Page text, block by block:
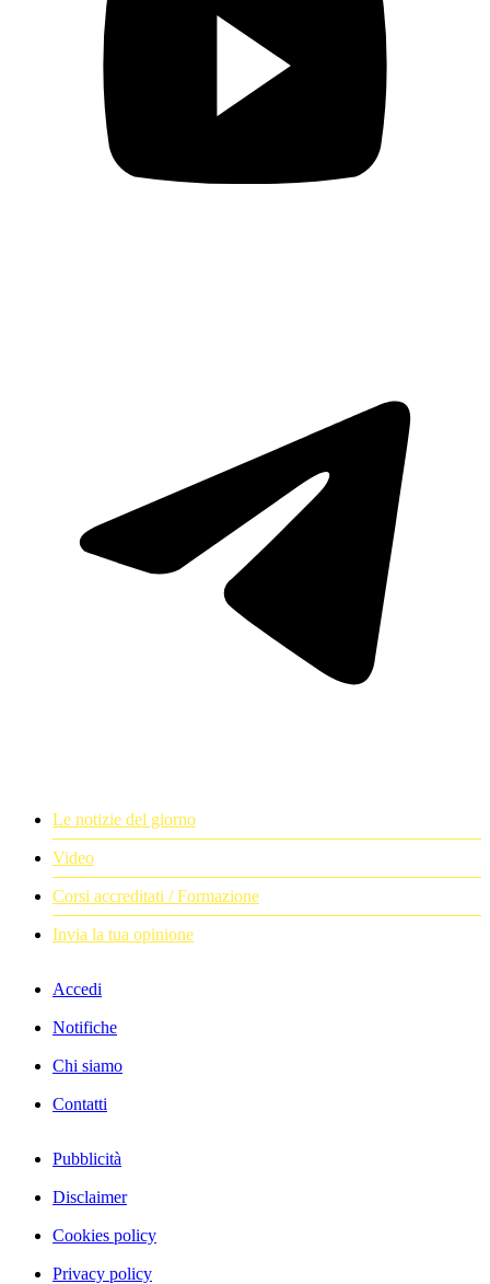
Le notizie del giorno
Video
Corsi accreditati / Formazione
Invia la tua opinione
Accedi
Notifiche
Chi siamo
Contatti
Pubblicità
Disclaimer
Cookies policy
Privacy policy